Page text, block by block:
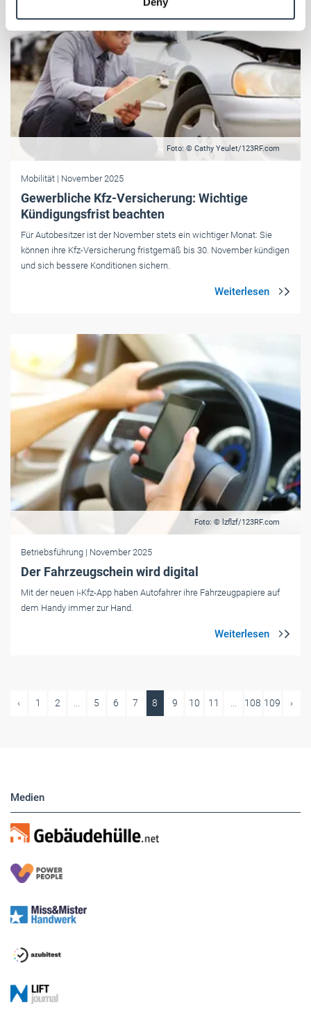
Weitere Informationen:Impressum Datenschutz
Foto: © Cathy Yeulet/123RF.com
Mobilität | November 2025
Gewerbliche Kfz-Versicherung: Wichtige
Kündigungsfrist beachten
Für Autobesitzer ist der November stets ein wichtiger Monat: Sie
können ihre Kfz-Versicherung fristgemäß bis 30. November kündigen
und sich ­bessere Konditionen sichern.
Foto: © lzflzf/123RF.com
Betriebsführung | November 2025
Der Fahrzeugschein wird digital
Mit der neuen i-Kfz-App haben Autofahrer ihre Fahr­zeug­pa­pie­re auf
dem Handy immer zur Hand.
‹ 1 2 ... 5 6 7 8 9 10 11 ... 108 109 ›
Medien